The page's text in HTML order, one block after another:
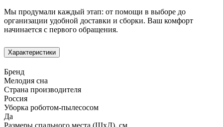
Мы продумали каждый этап: от помощи в выборе до
организации удобной доставки и сборки. Ваш комфорт
начинается с первого обращения.
Характеристики
Бренд
Мелодия сна
Страна производителя
Россия
Уборка роботом-пылесосом
Да
Размеры спального места (ШхД), см